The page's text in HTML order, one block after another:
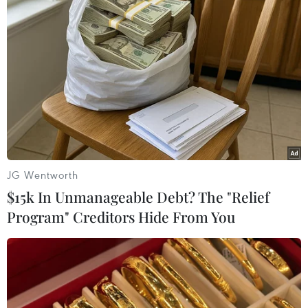
#di cư bất hợp pháp
#rừng rậm Darien Gap
Panama
JG Wentworth
$15k In Unmanageable Debt? The "Relief
Program" Creditors Hide From You